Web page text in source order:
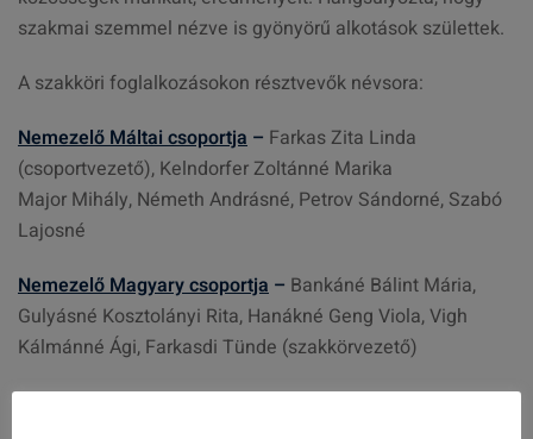
szakmai szemmel nézve is gyönyörű alkotások születtek.
A szakköri foglalkozásokon résztvevők névsora:
Nemezelő Máltai csoportja – Farkas Zita Linda
(csoportvezető), Kelndorfer Zoltánné Marika
Major Mihály, Németh Andrásné, Petrov Sándorné, Szabó
Lajosné
Nemezelő Magyary csoportja – Bankáné Bálint Mária,
Gulyásné Kosztolányi Rita, Hanákné Geng Viola, Vigh
Kálmánné Ági, Farkasdi Tünde (szakkörvezető)